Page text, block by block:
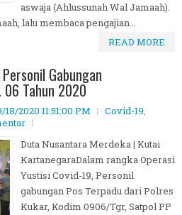
aswaja (Ahlussunah Wal Jamaah).
lalu membaca pengajian...
READ MORE
Gabungan
06 Tahun 2020
18/2020 11:51:00 PM Covid-19,
Duta Nusantara Merdeka | Kutai
KartanegaraDalam rangka Operasi
Yustisi Covid-19, Personil
gabungan Pos Terpadu dari Polres
Kukar, Kodim 0906/Tgr, Satpol PP